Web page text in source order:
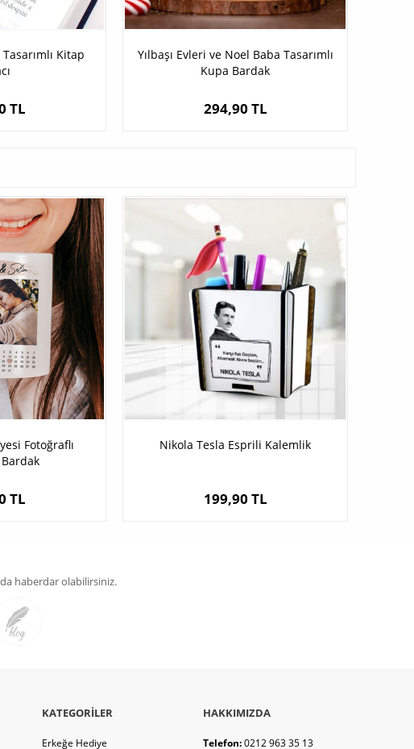
Kitap
TL
Yılbaşı Evleri ve Noel Baba Tasarımlı
Kupa Bardak
294,90 TL
Fotoğraflı
TL
Nikola Tesla Esprili Kalemlik
199,90 TL
haberdar olabilirsiniz.
KATEGORILER
Erkeğe Hediye
HAKKIMIZDA
Telefon:0212 963 35 13